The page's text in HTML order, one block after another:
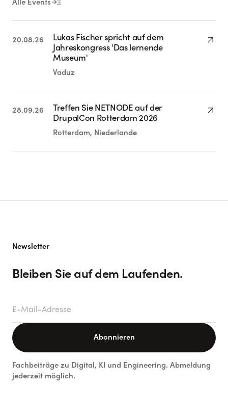
Alle Events
20.08.26
Lukas Fischer spricht auf dem
Jahreskongress 'Das lernende
Museum'
Vaduz
arrow_outward
28.09.26
Treffen Sie NETNODE auf der
DrupalCon Rotterdam 2026
Rotterdam, Niederlande
arrow_outward
Newsletter
Bleiben Sie auf dem Laufenden.
E-Mail-Adresse
Abonnieren
Fachbeiträge zu Digital, KI und Engineering. Abmeldung
jederzeit möglich.